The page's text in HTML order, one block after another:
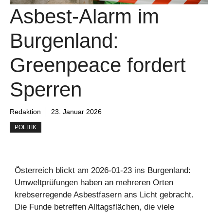
Asbest-Alarm im
Burgenland:
Greenpeace fordert
Sperren
Redaktion 23. Januar 2026
POLITIK
Österreich blickt am 2026-01-23 ins Burgenland:
Umweltprüfungen haben an mehreren Orten
krebserregende Asbestfasern ans Licht gebracht.
Die Funde betreffen Alltagsflächen, die viele